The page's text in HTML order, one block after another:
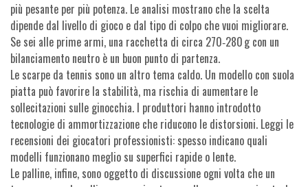
più pesante per più potenza. Le analisi mostrano che la scelta
dipende dal livello di gioco e dal tipo di colpo che vuoi migliorare.
Se sei alle prime armi, una racchetta di circa 270‑280 g con un
bilanciamento neutro è un buon punto di partenza.
Le scarpe da tennis sono un altro tema caldo. Un modello con suola
piatta può favorire la stabilità, ma rischia di aumentare le
sollecitazioni sulle ginocchia. I produttori hanno introdotto
tecnologie di ammortizzazione che riducono le distorsioni. Leggi le
recensioni dei giocatori professionisti: spesso indicano quali
modelli funzionano meglio su superfici rapide o lente.
Le palline, infine, sono oggetto di discussione ogni volta che un